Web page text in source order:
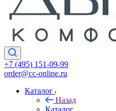
+7 (495) 151-09-99
order@cc-online.ru
Каталог
Назад
Каталог